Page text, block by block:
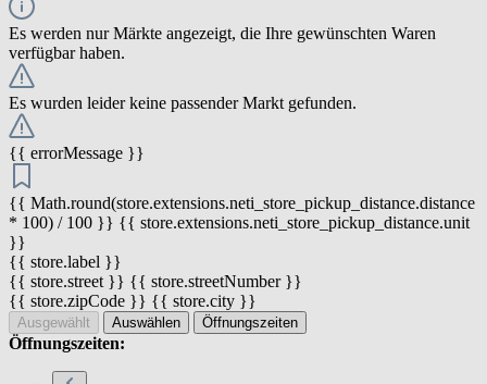
Es werden nur Märkte angezeigt, die Ihre gewünschten Waren
verfügbar haben.
Es wurden leider keine passender Markt gefunden.
{{ errorMessage }}
{{ Math.round(store.extensions.neti_store_pickup_distance.distance
* 100) / 100 }} {{ store.extensions.neti_store_pickup_distance.unit
}}
{{ store.label }}
{{ store.street }} {{ store.streetNumber }}
{{ store.zipCode }} {{ store.city }}
Ausgewählt Auswählen Öffnungszeiten
Öffnungszeiten: